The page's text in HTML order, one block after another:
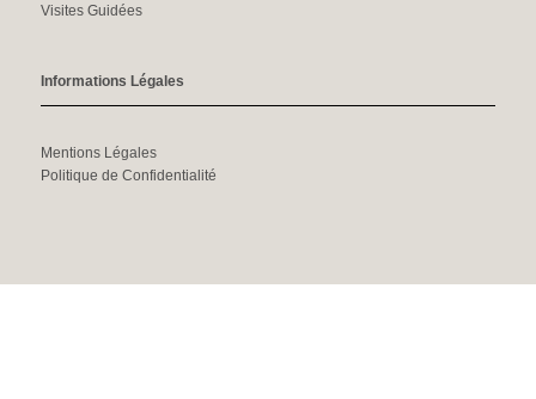
Visites Guidées
Informations Légales
Mentions Légales
Politique de Confidentialité